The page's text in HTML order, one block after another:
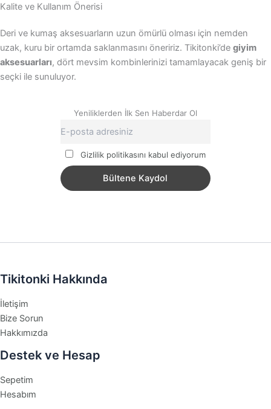
Kalite ve Kullanım Önerisi
Deri ve kumaş aksesuarların uzun ömürlü olması için nemden
uzak, kuru bir ortamda saklanmasını öneririz. Tikitonki’de giyim
aksesuarları, dört mevsim kombinlerinizi tamamlayacak geniş bir
seçki ile sunuluyor.
Yeniliklerden İlk Sen Haberdar Ol
Gizlilik politikasını kabul ediyorum
Tikitonki Hakkında
İletişim
Bize Sorun
Hakkımızda
Destek ve Hesap
Sepetim
Hesabım